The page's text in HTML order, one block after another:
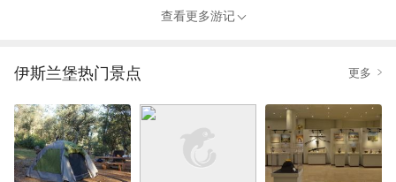
查看更多游记
伊斯兰堡热门景点 更多